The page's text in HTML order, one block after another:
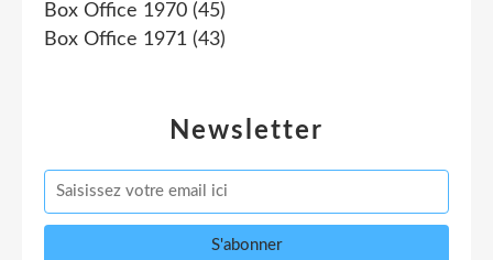
Newsletter
Box Office 1970 (45)
Box Office 1971 (43)